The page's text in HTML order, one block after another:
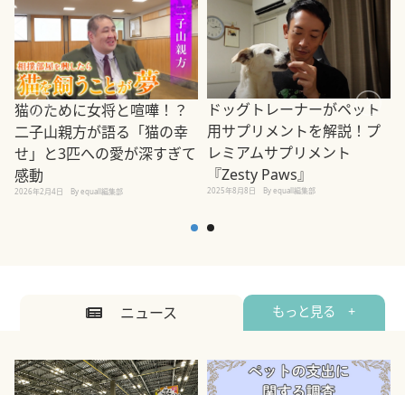
猫のために女将と喧嘩！？
二子山親方が語る「猫の幸
せ」と3匹への愛が深すぎて
感動
2026年2月4日 By equall編集部
ドッグトレーナーがペット
用サプリメントを解説！プ
レミアムサプリメント
『Zesty Paws』
2025年8月8日 By equall編集部
ニュース もっと見る +